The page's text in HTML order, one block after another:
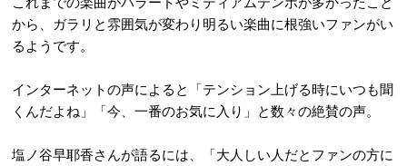
から、ガラリと雰囲気が変わり明るい楽曲に根強いファンがい
るようです。
インターネットの声によると「テンション上げる時にいつも聞
くんだよね」「今、一番のお気に入り」と数々の絶賛の声。
塩ノ谷早耶香さんが語るには、「大人しい人だとファンの方に